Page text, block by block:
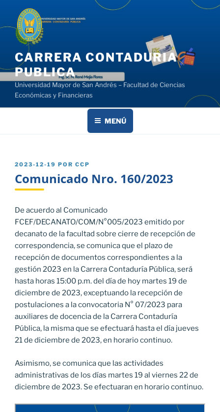
contenido
CARRERA CONTADURIA
PUBLICA
Universidad Mayor de San Andrés – Facultad de Ciencias
Económicas y Financieras
MENÚ
PUBLICADO
2023-12-19 POR CCP
Comunicado Nro. 160/2023
De acuerdo al Comunicado
FCEF/DECANATO/COM/N°005/2023 emitido por
decanato de la facultad sobre cierre de recepción de
correspondencia, se comunica que el plazo de
recepción de documentos correspondientes a la
gestión 2023 en la Carrera Contaduría Pública, será
hasta horas 15:00 p.m. del día de hoy martes 19 de
diciembre de 2023, exceptuando la recepción de
postulaciones a la convocatoria N° 07/2023 para
auxiliares de docencia de la Carrera Contaduría
Pública, la misma que se efectuará hasta el día jueves
21 de diciembre de 2023, en horario continuo.
Asimismo, se comunica que las actividades
administrativas de los días martes 19 al viernes 22 de
diciembre de 2023. Se efectuaran en horario continuo.